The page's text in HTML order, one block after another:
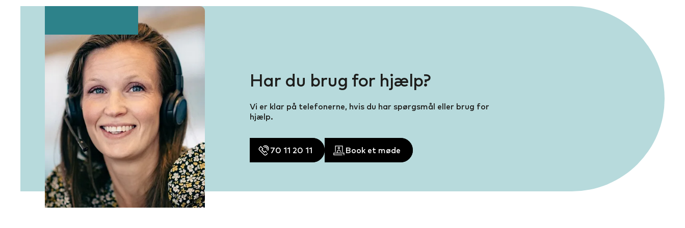
Administrationsomkostninger
Investeringsomkostninger
Øvrige omkostninger
Der indgår både direkte og indirekte omkostninger – herunder også de
indirekte omkostninger, som trækkes fra afkastet, typisk indirekte
investeringsomkostninger.
Beregningen tager udgangspunkt i, at hele årets indbetaling er
kommet 1. januar, uanset om der i praksis er tale om månedlige
indbetalinger.
Til administrationsomkostningerne fratrækker vi et årligt gebyr på
588 kr. Desuden fratrækker vi 0,423 % af depotet til
investeringsomkostninger. Vi har forudsat, at renten er 6,009 % før
fradrag af investeringsomkostninger og afkastskat, og at
risikoforrentningen er 0,00 %.
Har du brug for hjælp?
Vi er klar på telefonerne, hvis du har spørgsmål eller brug for
hjælp.
70 11 20 11 Book et møde